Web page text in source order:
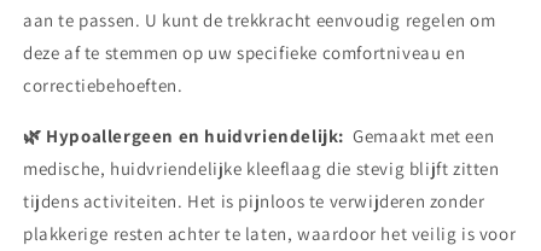
aan te passen. U kunt de trekkracht eenvoudig regelen om
deze af te stemmen op uw specifieke comfortniveau en
correctiebehoeften.
🌿 Hypoallergeen en huidvriendelijk: Gemaakt met een
medische, huidvriendelijke kleeflaag die stevig blijft zitten
tijdens activiteiten. Het is pijnloos te verwijderen zonder
plakkerige resten achter te laten, waardoor het veilig is voor